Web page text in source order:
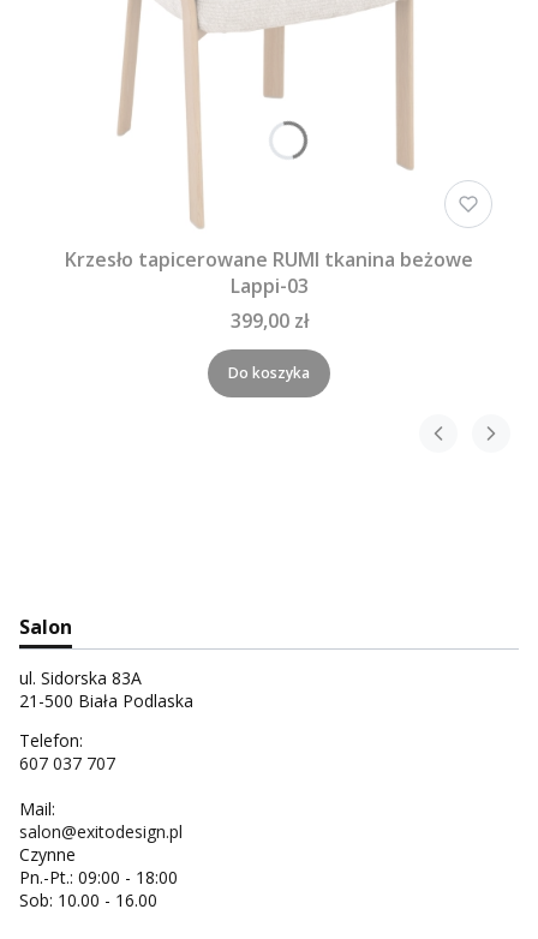
Krzesło tapicerowane RUMI tkanina beżowe
Lappi-03
399,00 zł
Do koszyka
Salon
ul. Sidorska 83A
21-500 Biała Podlaska
Telefon:
607 037 707
Mail:
salon@exitodesign.pl
Czynne
Pn.-Pt.: 09:00 - 18:00
Sob: 10.00 - 16.00